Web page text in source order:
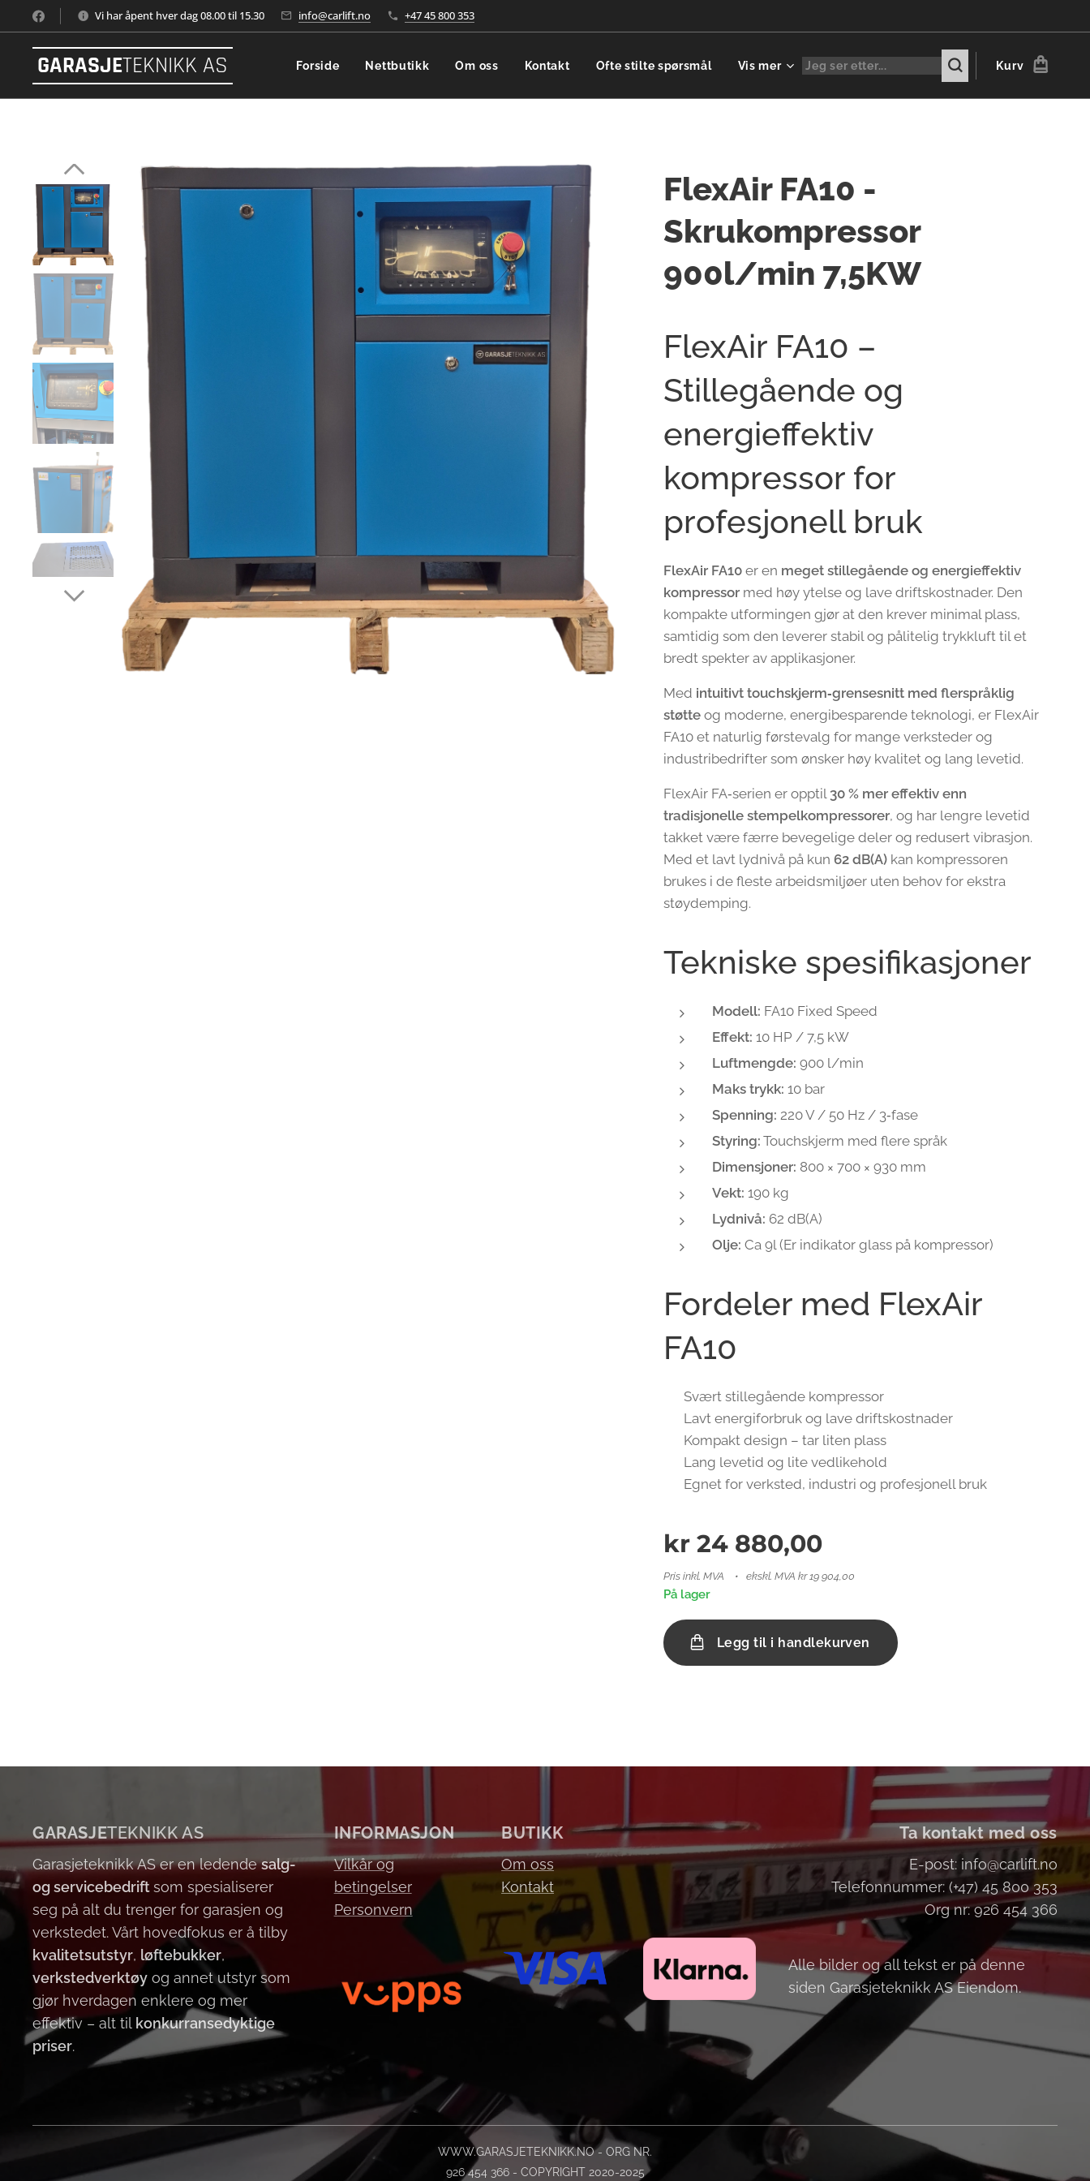
Vi har åpent hver dag 08.00 til 15.30 info@carlift.no +47 45 800 353
GARASJETEKNIKK AS Forside Nettbutikk Om oss Kontakt Ofte stilte spørsmål Vis mer Kurv
FlexAir FA10 -
Skrukompressor
900l/min 7,5KW
FlexAir FA10 –
Stillegående og
energieffektiv
kompressor for
profesjonell bruk
FlexAir FA10 er en meget stillegående og energieffektiv
kompressor med høy ytelse og lave driftskostnader. Den
kompakte utformingen gjør at den krever minimal plass,
samtidig som den leverer stabil og pålitelig trykkluft til et
bredt spekter av applikasjoner.
Med intuitivt touchskjerm‑grensesnitt med flerspråklig
støtte og moderne, energibesparende teknologi, er FlexAir
FA10 et naturlig førstevalg for mange verksteder og
industribedrifter som ønsker høy kvalitet og lang levetid.
FlexAir FA‑serien er opptil 30 % mer effektiv enn
tradisjonelle stempelkompressorer, og har lengre levetid
takket være færre bevegelige deler og redusert vibrasjon.
Med et lavt lydnivå på kun 62 dB(A) kan kompressoren
brukes i de fleste arbeidsmiljøer uten behov for ekstra
støydemping.
Tekniske spesifikasjoner
Modell: FA10 Fixed Speed
Effekt: 10 HP / 7,5 kW
Luftmengde: 900 l/min
Maks trykk: 10 bar
Spenning: 220 V / 50 Hz / 3‑fase
Styring: Touchskjerm med flere språk
Dimensjoner: 800 × 700 × 930 mm
Vekt: 190 kg
Lydnivå: 62 dB(A)
Olje: Ca 9l (Er indikator glass på kompressor)
Fordeler med FlexAir
FA10
✅ Svært stillegående kompressor
✅ Lavt energiforbruk og lave driftskostnader
✅ Kompakt design – tar liten plass
✅ Lang levetid og lite vedlikehold
✅ Egnet for verksted, industri og profesjonell bruk
kr24 880,00
Pris inkl. MVA ekskl. MVA kr 19 904,00
På lager
Legg til i handlekurven
GARASJETEKNIKK AS
Garasjeteknikk AS er en ledendesalg-
og servicebedriftsom spesialiserer
seg på alt du trenger for garasjen og
verkstedet. Vårt hovedfokus er å tilby
kvalitetsutstyr, løftebukker,
verkstedverktøy og annet utstyr som
gjør hverdagen enklere og mer
effektiv – alt til konkurransedyktige
priser.
INFORMASJON
Vilkår og
betingelser
Personvern
BUTIKK
Om oss
Kontakt
Ta kontakt med oss
E-post: info@carlift.no
Telefonnummer: (+47) 45 800 353
Org nr: 926 454 366
Alle bilder og all tekst er på denne
siden Garasjeteknikk AS Eiendom.
WWW.GARASJETEKNIKK.NO - ORG NR.
926 454 366 - COPYRIGHT 2020-2025